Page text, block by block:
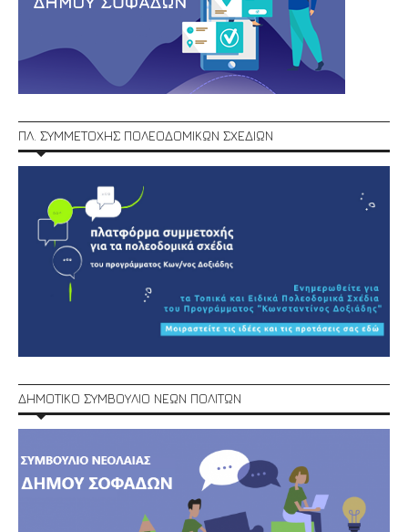
ΠΛ. ΣΥΜΜΕΤΟΧΗΣ ΠΟΛΕΟΔΟΜΙΚΩΝ ΣΧΕΔΙΩΝ
ΔΗΜΟΤΙΚΟ ΣΥΜΒΟΥΛΙΟ ΝΕΩΝ ΠΟΛΙΤΩΝ